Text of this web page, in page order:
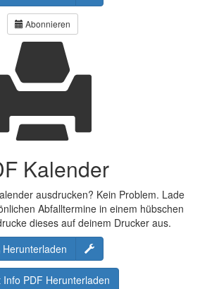
Abonnieren
Kalender
ausdrucken? Kein Problem. Lade
Abfalltermine in einem hübschen
dieses auf deinem Drucker aus.
Herunterladen
Konfigurieren
Info PDF Herunterladen